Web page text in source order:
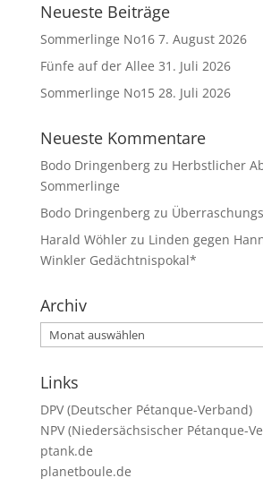
Neueste Beiträge
Sommerlinge No16 7. August 2026
Fünfe auf der Allee 31. Juli 2026
Sommerlinge No15 28. Juli 2026
Neueste Kommentare
Bodo Dringenbergzu Herbstlicher
Sommerlinge
Bodo Dringenbergzu
Harald Wöhlerzu Linden gegen
Winkler Gedächtnispokal*
Archiv
Archiv
Links
DPV (Deutscher Pétanque-Verband)
NPV (Niedersächsischer Pétanque-
ptank.de
planetboule.de